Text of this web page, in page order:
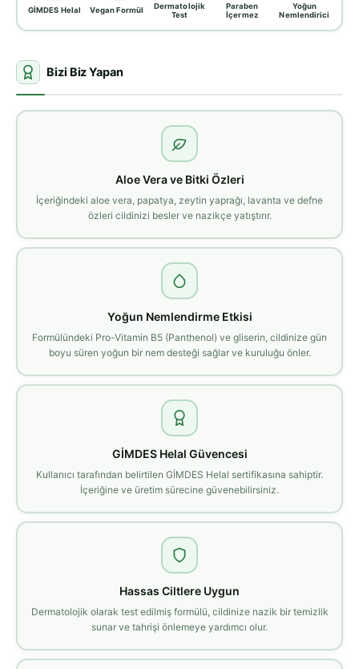
GİMDES Helal Vegan Formül
Dermatolojik
Test
Paraben
İçermez
Yoğun
Nemlendirici
Bizi Biz Yapan
Aloe Vera ve Bitki Özleri
İçeriğindeki aloe vera, papatya, zeytin yaprağı, lavanta ve defne
özleri cildinizi besler ve nazikçe yatıştırır.
Yoğun Nemlendirme Etkisi
Formülündeki Pro-Vitamin B5 (Panthenol) ve gliserin, cildinize gün
boyu süren yoğun bir nem desteği sağlar ve kuruluğu önler.
GİMDES Helal Güvencesi
Kullanıcı tarafından belirtilen GİMDES Helal sertifikasına sahiptir.
İçeriğine ve üretim sürecine güvenebilirsiniz.
Hassas Ciltlere Uygun
Dermatolojik olarak test edilmiş formülü, cildinize nazik bir temizlik
sunar ve tahrişi önlemeye yardımcı olur.